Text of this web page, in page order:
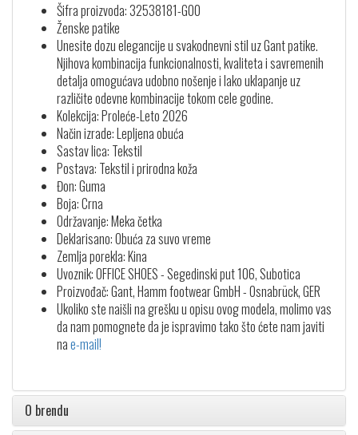
Šifra proizvoda: 32538181-G00
Ženske patike
Unesite dozu elegancije u svakodnevni stil uz Gant patike.
Njihova kombinacija funkcionalnosti, kvaliteta i savremenih
detalja omogućava udobno nošenje i lako uklapanje uz
različite odevne kombinacije tokom cele godine.
Kolekcija: Proleće-Leto 2026
Način izrade: Lepljena obuća
Sastav lica: Tekstil
Postava: Tekstil i prirodna koža
Đon: Guma
Boja: Crna
Održavanje: Meka četka
Deklarisano: Obuća za suvo vreme
Zemlja porekla: Kina
Uvoznik: OFFICE SHOES - Segedinski put 106, Subotica
Proizvođač: Gant, Hamm footwear GmbH - Osnabrück, GER
Ukoliko ste naišli na grešku u opisu ovog modela, molimo vas
da nam pomognete da je ispravimo tako što ćete nam javiti
nae-mail!
O brendu